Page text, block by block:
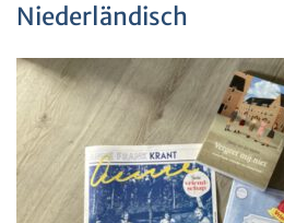
Niederländisch